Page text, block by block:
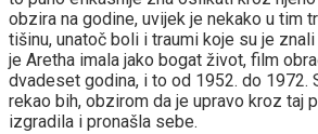
obzira na godine, uvijek je nekako u tim
tišinu, unatoč boli i traumi koje su je
je Aretha imala jako bogat život, film
dvadeset godina, i to od 1952. do 1972.
rekao bih, obzirom da je upravo kroz taj
izgradila i pronašla sebe.